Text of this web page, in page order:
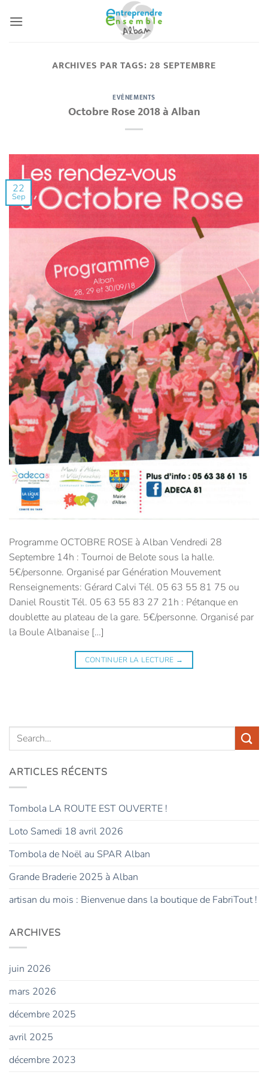
ARCHIVES PAR TAGS:28 SEPTEMBRE
EVÉNEMENTS
Octobre Rose 2018 à Alban
22
Sep
Programme OCTOBRE ROSE à Alban Vendredi 28
Septembre 14h : Tournoi de Belote sous la halle.
5€/personne. Organisé par Génération Mouvement
Renseignements: Gérard Calvi Tél. 05 63 55 81 75 ou
Daniel Roustit Tél. 05 63 55 83 27 21h : Pétanque en
doublette au plateau de la gare. 5€/personne. Organisé par
la Boule Albanaise […]
CONTINUER LA LECTURE →
ARTICLES RÉCENTS
Tombola LA ROUTE EST OUVERTE !
Loto Samedi 18 avril 2026
Tombola de Noël au SPAR Alban
Grande Braderie 2025 à Alban
artisan du mois : Bienvenue dans la boutique de FabriTout !
ARCHIVES
juin 2026
mars 2026
décembre 2025
avril 2025
décembre 2023